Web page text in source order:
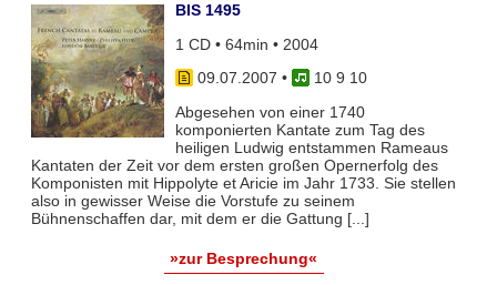
BIS 1495
1 CD • 64min • 2004
09.07.2007 •
10 9 10
Abgesehen von einer 1740
komponierten Kantate zum Tag des
heiligen Ludwig entstammen Rameaus
Kantaten der Zeit vor dem ersten großen Opernerfolg des
Komponisten mit Hippolyte et Aricie im Jahr 1733. Sie stellen
also in gewisser Weise die Vorstufe zu seinem
Bühnenschaffen dar, mit dem er die Gattung [...]
»zur Besprechung«